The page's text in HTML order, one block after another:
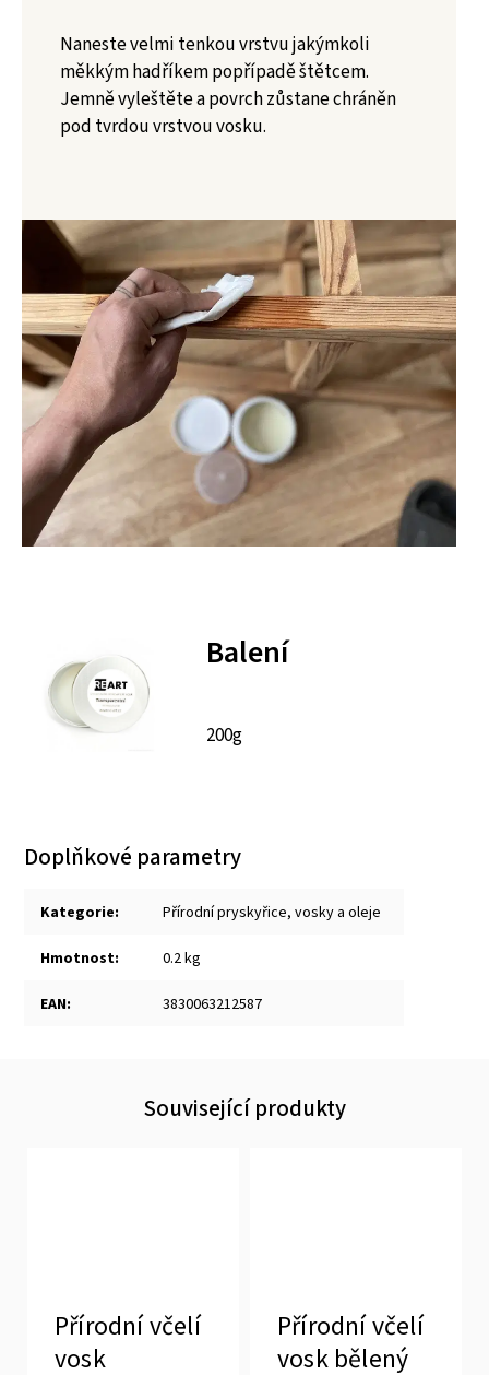
Naneste velmi tenkou vrstvu jakýmkoli
měkkým hadříkem popřípadě štětcem.
Jemně vyleštěte a povrch zůstane chráněn
pod tvrdou vrstvou vosku.
Balení
200g
Doplňkové parametry
Kategorie: Přírodní pryskyřice, vosky a oleje
Hmotnost: 0.2 kg
EAN: 3830063212587
Související produkty
Přírodní včelí
vosk
Přírodní včelí
vosk bělený